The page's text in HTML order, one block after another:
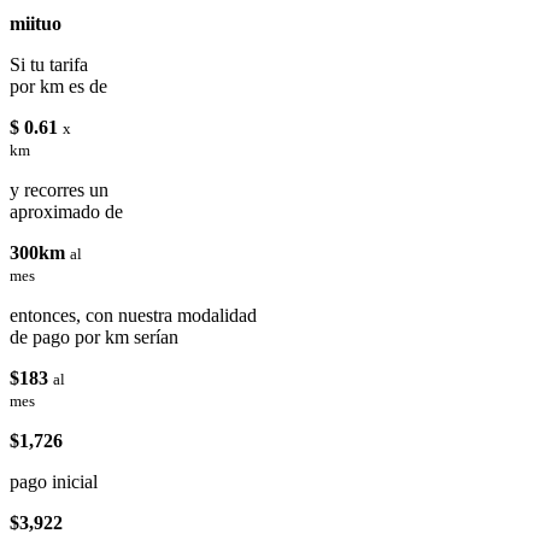
miituo
Si tu tarifa
por km es de
$ 0.61 x
km
y recorres un
aproximado de
300km al
mes
entonces, con nuestra modalidad
de pago por km serían
$183 al
mes
$1,726
pago inicial
$3,922